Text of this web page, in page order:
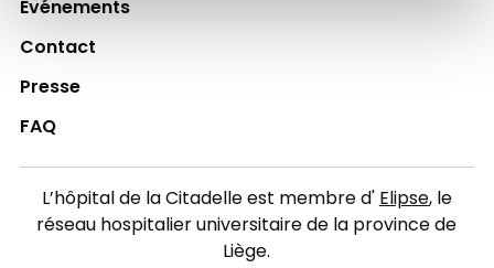
Événements
Contact
Presse
FAQ
L’hôpital de la Citadelle est membre d'Elipse, le
réseau hospitalier universitaire de la province de
Liège.